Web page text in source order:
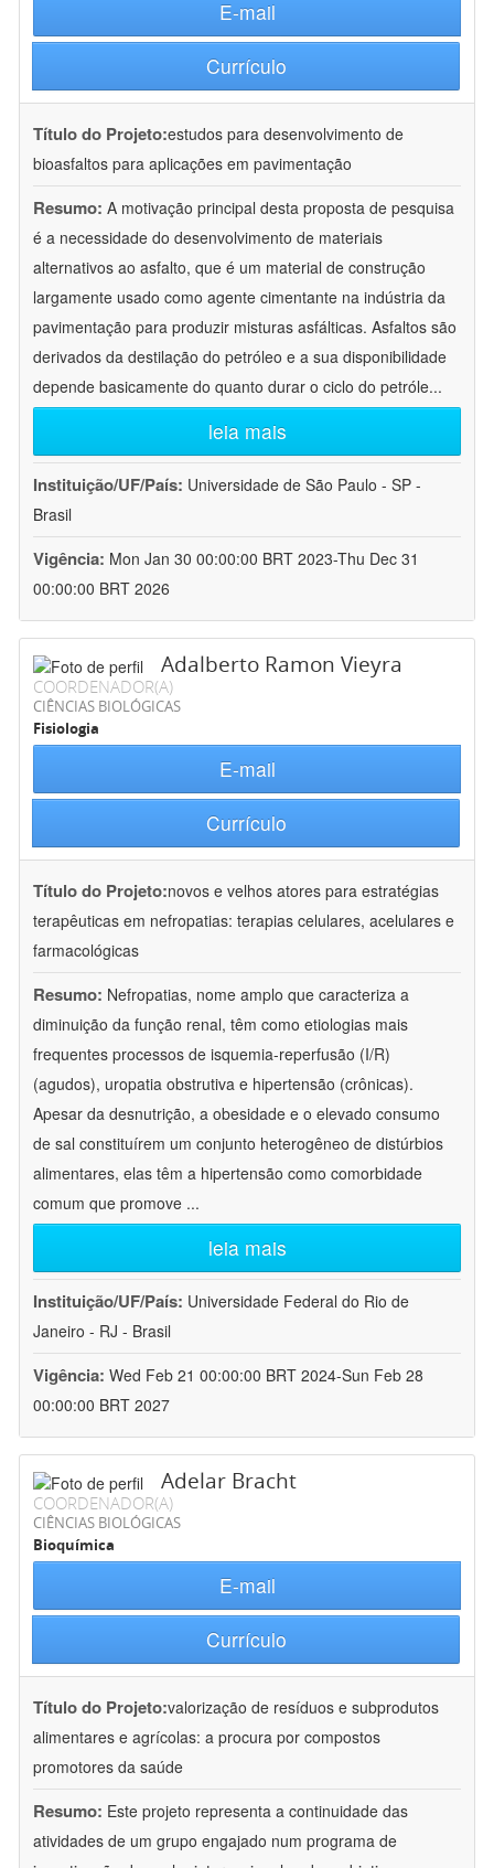
E-mail
Currículo
Título do Projeto:estudos para desenvolvimento de
bioasfaltos para aplicações em pavimentação
Resumo: A motivação principal desta proposta de pesquisa
é a necessidade do desenvolvimento de materiais
alternativos ao asfalto, que é um material de construção
largamente usado como agente cimentante na indústria da
pavimentação para produzir misturas asfálticas. Asfaltos são
derivados da destilação do petróleo e a sua disponibilidade
depende basicamente do quanto durar o ciclo do petróle...
leia mais
Instituição/UF/País: Universidade de São Paulo - SP -
Brasil
Vigência: Mon Jan 30 00:00:00 BRT 2023-Thu Dec 31
00:00:00 BRT 2026
Adalberto Ramon Vieyra
COORDENADOR(A)
CIÊNCIAS BIOLÓGICAS
Fisiologia
E-mail
Currículo
Título do Projeto:novos e velhos atores para estratégias
terapêuticas em nefropatias: terapias celulares, acelulares e
farmacológicas
Resumo: Nefropatias, nome amplo que caracteriza a
diminuição da função renal, têm como etiologias mais
frequentes processos de isquemia-reperfusão (I/R)
(agudos), uropatia obstrutiva e hipertensão (crônicas).
Apesar da desnutrição, a obesidade e o elevado consumo
de sal constituírem um conjunto heterogêneo de distúrbios
alimentares, elas têm a hipertensão como comorbidade
comum que promove ...
leia mais
Instituição/UF/País: Universidade Federal do Rio de
Janeiro - RJ - Brasil
Vigência: Wed Feb 21 00:00:00 BRT 2024-Sun Feb 28
00:00:00 BRT 2027
Adelar Bracht
COORDENADOR(A)
CIÊNCIAS BIOLÓGICAS
Bioquímica
E-mail
Currículo
Título do Projeto:valorização de resíduos e subprodutos
alimentares e agrícolas: a procura por compostos
promotores da saúde
Resumo: Este projeto representa a continuidade das
atividades de um grupo engajado num programa de